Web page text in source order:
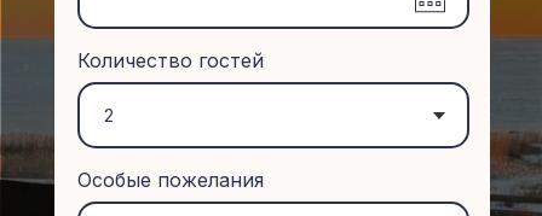
Количество гостей
Особые пожелания